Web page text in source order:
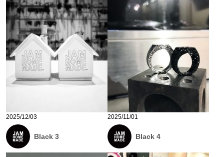
2025/12/03
Black 3
2025/11/01
Black 4